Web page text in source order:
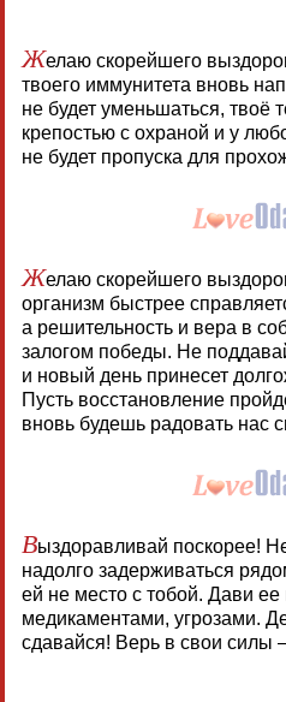
Желаю скорейшего
твоего иммунитета вновь
не будет уменьшаться, твоё
крепостью с охраной и у
не будет пропуска для
Желаю скорейшего
организм быстрее
а решительность и вера в
залогом победы. Не
и новый день принесет
Пусть восстановление
вновь будешь радовать нас
Выздоравливай поскорее!
надолго задерживаться
ей не место с тобой. Дави ее
медикаментами, угрозами.
сдавайся! Верь в свои силы